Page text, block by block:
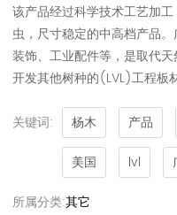
该产品经过科学技术工艺加
虫，尺寸稳定的中高档产品
装饰、工业配件等，是取代
开发其他树种的(LVL)工程板
关键词: 杨木 产品
美国
lvl
所属分类:其它